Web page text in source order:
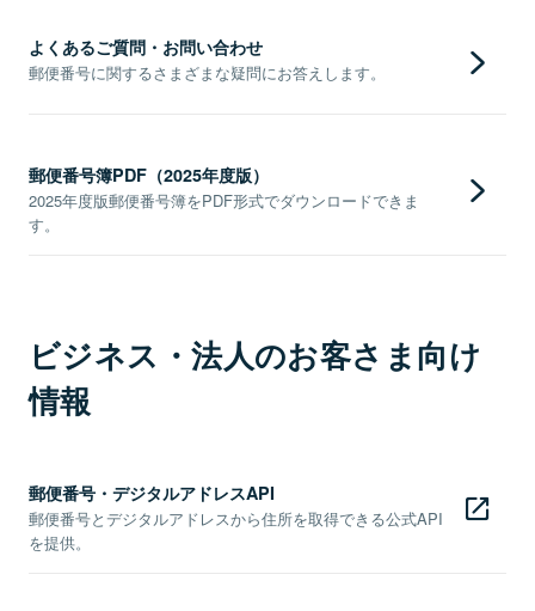
よくあるご質問・お問い合わせ
郵便番号に関するさまざまな疑問にお答えします。
郵便番号簿PDF（2025年度版）
2025年度版郵便番号簿をPDF形式でダウンロードできま
す。
ビジネス・法人のお客さま向け
情報
郵便番号・デジタルアドレスAPI
郵便番号とデジタルアドレスから住所を取得できる公式API
を提供。